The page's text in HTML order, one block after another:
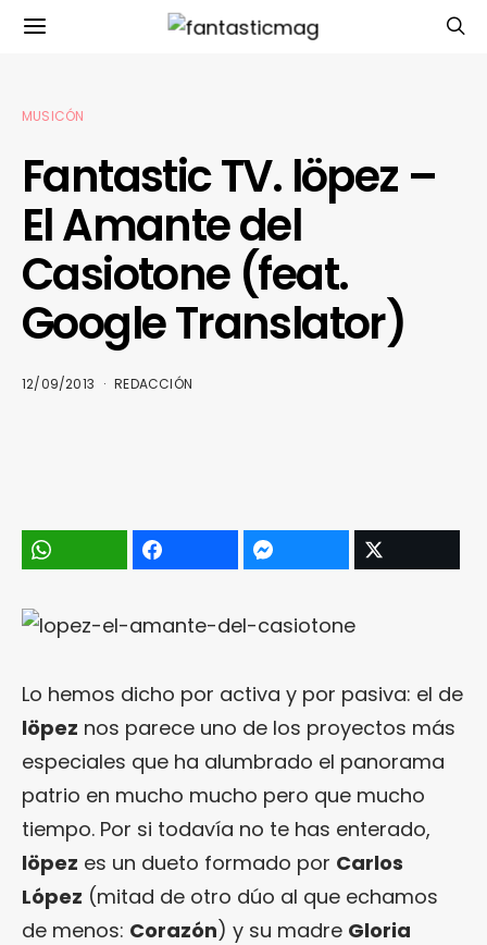
MUSICÓN
Fantastic TV. löpez –
El Amante del
Casiotone (feat.
Google Translator)
12/09/2013 REDACCIÓN
Lo hemos dicho por activa y por pasiva: el de
löpez nos parece uno de los proyectos más
especiales que ha alumbrado el panorama
patrio en mucho mucho pero que mucho
tiempo. Por si todavía no te has enterado,
löpez es un dueto formado por Carlos
López (mitad de otro dúo al que echamos
de menos: Corazón) y su madre Gloria